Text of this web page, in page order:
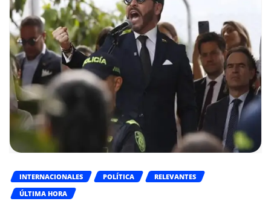
INTERNACIONALES POLÍTICA
RELEVANTES
ÚLTIMA HORA